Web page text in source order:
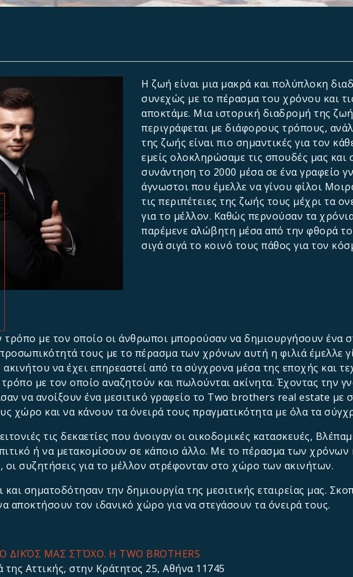
Η ζωή είναι μια μακρά και πολύπλοκη
συνεχώς με το πέρασμα του χρόνου και
αποκτάμε. Μια ιστορική διαδρομή της
περιγράφεται με διάφορους τρόπους,
της ζωής είναι πιο σημαντικές για τον
εμείς ολοκληρώσαμε τις σπουδές μας και
συνάντηση το 2000 μέσα σε ένα γραφείο
άγνωστοι που έμελλε να γίνου φίλοι
τις περιπέτειες της ζωής τους μέχρι τα
για το μέλλον. Καθώς περνούσαν τα
παρέμενε αλώβητη μέσα από την φθορά
σιγά σιγά το κοινό τους πάθος για τον
τρόπο με τον οποίο οι άνθρωποι μπορούσαν να δημιουργήσουν ένα
τους με το πέρασμα των χρόνων αυτή η φιλιά έμελλε
να έχει επηρεαστεί από τα σύγχρονα μέσα της εποχής και
με τον οποίο αναζητούν και πωλούνται ακίνητα. Έχοντας την
να ανοίξουν ένα μεσιτικό γραφείο το Two brothers real estate
χώρο και να κάνουν τα όνειρά τους πραγματικότητα με όλα τα
τις δεκαετίες που άνοιγαν οι οικοδομικές κατασκευές,
ή να μετακομίσουν σε κάποιο άλλο. Με το πέρασμα των χρόνων
οι συζητήσεις για το μέλλον στρέφονταν στο χώρο των ακινήτων.
σηματοδότησαν την δημιουργία της μεσιτικής εταιρείας μας.
τον ιδανικό χώρο για να στεγάσουν τα όνειρά τους.
ΜΑΣ ΣΤΌΧΟ. H TWO BROTHERS
της Αττικής, στην Κράτητος 25, Αθήνα 11745